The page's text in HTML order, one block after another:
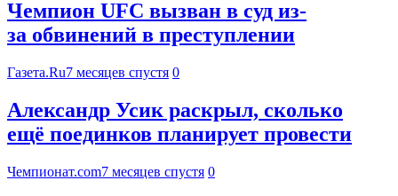
Чемпион UFC вызван в суд из-
за обвинений в преступлении
Газета.Ru7 месяцев спустя 0
Александр Усик раскрыл, сколько
ещё поединков планирует провести
Чемпионат.com7 месяцев спустя 0